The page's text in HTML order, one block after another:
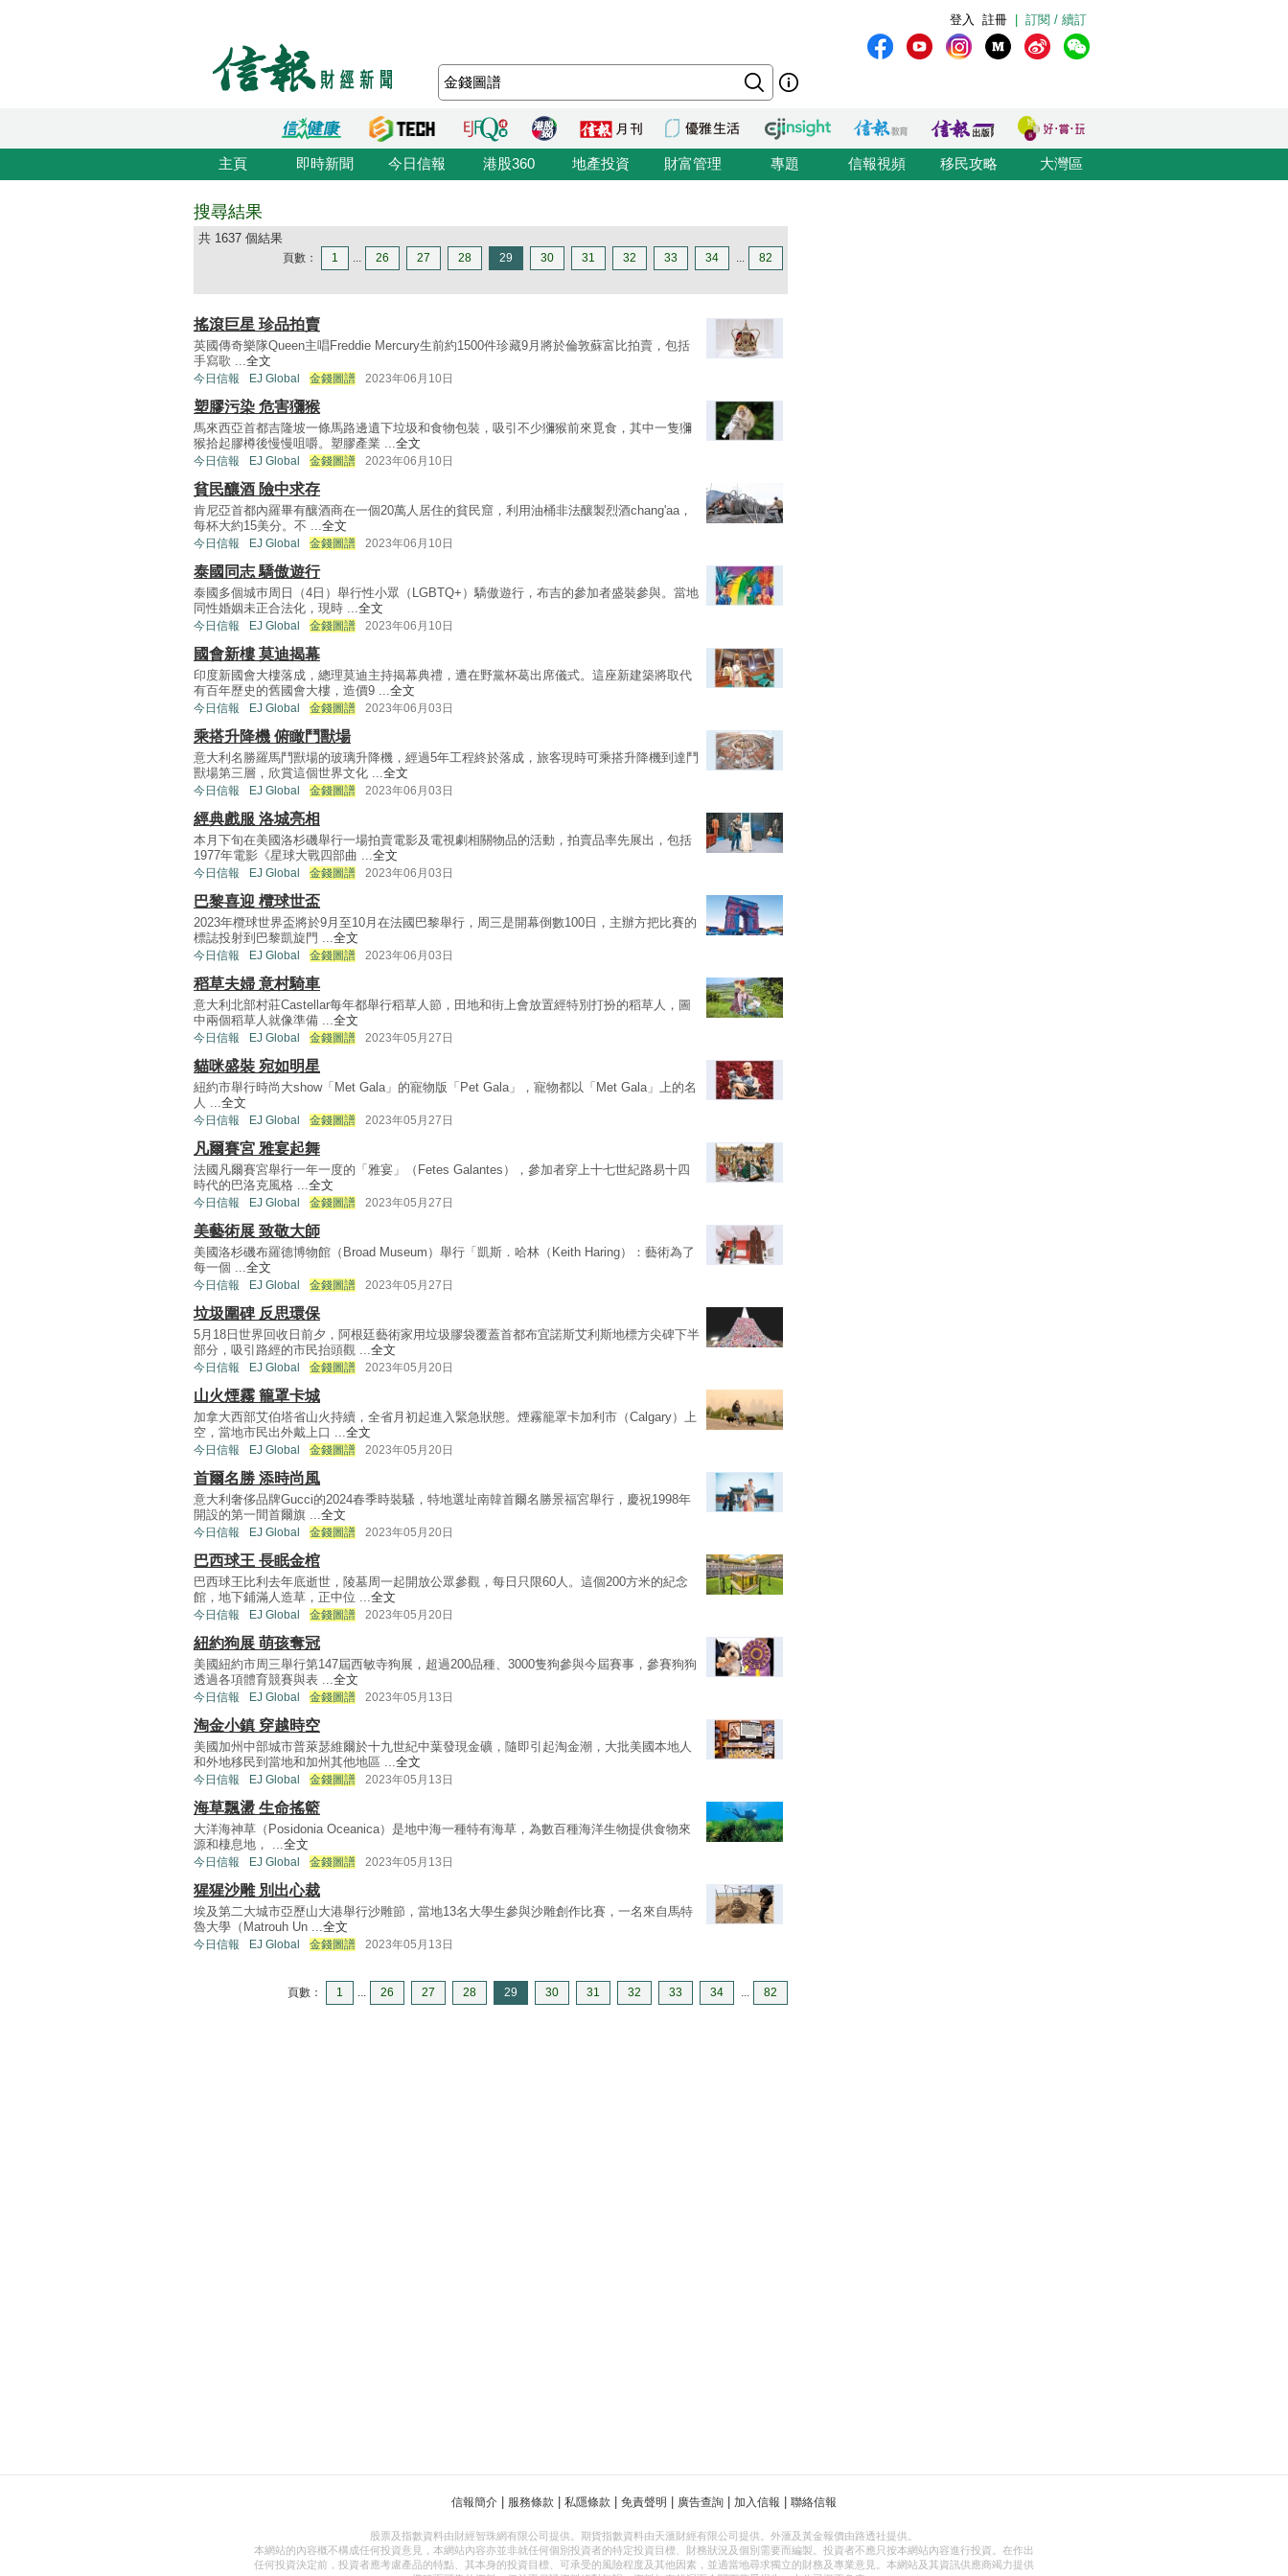
訂閱 / 續訂
註冊
登入
主頁 即時新聞 今日信報 港股360 地產投資 財富管理 專題 信報視頻 移民攻略 大灣區
搜尋結果
共 1637 個結果
頁數： 1 ... 26 27 28 29 30 31 32 33 34 ... 82
搖滾巨星 珍品拍賣
英國傳奇樂隊Queen主唱Freddie Mercury生前約1500件珍藏9月將於倫敦蘇富比拍賣，包括
手寫歌 ...全文
今日信報 EJ Global 金錢圖譜 2023年06月10日
塑膠污染 危害獼猴
馬來西亞首都吉隆坡一條馬路邊遺下垃圾和食物包裝，吸引不少獼猴前來覓食，其中一隻獼
猴拾起膠樽後慢慢咀嚼。塑膠產業 ...全文
今日信報 EJ Global 金錢圖譜 2023年06月10日
貧民釀酒 險中求存
肯尼亞首都內羅畢有釀酒商在一個20萬人居住的貧民窟，利用油桶非法釀製烈酒chang'aa，
每杯大約15美分。不 ...全文
今日信報 EJ Global 金錢圖譜 2023年06月10日
泰國同志 驕傲遊行
泰國多個城巿周日（4日）舉行性小眾（LGBTQ+）驕傲遊行，布吉的參加者盛裝參與。當地
同性婚姻未正合法化，現時 ...全文
今日信報 EJ Global 金錢圖譜 2023年06月10日
國會新樓 莫迪揭幕
印度新國會大樓落成，總理莫迪主持揭幕典禮，遭在野黨杯葛出席儀式。這座新建築將取代
有百年歷史的舊國會大樓，造價9 ...全文
今日信報 EJ Global 金錢圖譜 2023年06月03日
乘搭升降機 俯瞰鬥獸場
意大利名勝羅馬鬥獸場的玻璃升降機，經過5年工程終於落成，旅客現時可乘搭升降機到達鬥
獸場第三層，欣賞這個世界文化 ...全文
今日信報 EJ Global 金錢圖譜 2023年06月03日
經典戲服 洛城亮相
本月下旬在美國洛杉磯舉行一場拍賣電影及電視劇相關物品的活動，拍賣品率先展出，包括
1977年電影《星球大戰四部曲 ...全文
今日信報 EJ Global 金錢圖譜 2023年06月03日
巴黎喜迎 欖球世盃
2023年欖球世界盃將於9月至10月在法國巴黎舉行，周三是開幕倒數100日，主辦方把比賽的
標誌投射到巴黎凱旋門 ...全文
今日信報 EJ Global 金錢圖譜 2023年06月03日
稻草夫婦 意村騎車
意大利北部村莊Castellar每年都舉行稻草人節，田地和街上會放置經特別打扮的稻草人，圖
中兩個稻草人就像準備 ...全文
今日信報 EJ Global 金錢圖譜 2023年05月27日
貓咪盛裝 宛如明星
紐約市舉行時尚大show「Met Gala」的寵物版「Pet Gala」，寵物都以「Met Gala」上的名
人 ...全文
今日信報 EJ Global 金錢圖譜 2023年05月27日
凡爾賽宮 雅宴起舞
法國凡爾賽宮舉行一年一度的「雅宴」（Fetes Galantes），參加者穿上十七世紀路易十四
時代的巴洛克風格 ...全文
今日信報 EJ Global 金錢圖譜 2023年05月27日
美藝術展 致敬大師
美國洛杉磯布羅德博物館（Broad Museum）舉行「凱斯．哈林（Keith Haring）：藝術為了
每一個 ...全文
今日信報 EJ Global 金錢圖譜 2023年05月27日
垃圾圍碑 反思環保
5月18日世界回收日前夕，阿根廷藝術家用垃圾膠袋覆蓋首都布宜諾斯艾利斯地標方尖碑下半
部分，吸引路經的市民抬頭觀 ...全文
今日信報 EJ Global 金錢圖譜 2023年05月20日
山火煙霧 籠罩卡城
加拿大西部艾伯塔省山火持續，全省月初起進入緊急狀態。煙霧籠罩卡加利市（Calgary）上
空，當地市民出外戴上口 ...全文
今日信報 EJ Global 金錢圖譜 2023年05月20日
首爾名勝 添時尚風
意大利奢侈品牌Gucci的2024春季時裝騷，特地選址南韓首爾名勝景福宮舉行，慶祝1998年
開設的第一間首爾旗 ...全文
今日信報 EJ Global 金錢圖譜 2023年05月20日
巴西球王 長眠金棺
巴西球王比利去年底逝世，陵墓周一起開放公眾參觀，每日只限60人。這個200方米的紀念
館，地下鋪滿人造草，正中位 ...全文
今日信報 EJ Global 金錢圖譜 2023年05月20日
紐約狗展 萌孩奪冠
美國紐約市周三舉行第147屆西敏寺狗展，超過200品種、3000隻狗參與今屆賽事，參賽狗狗
透過各項體育競賽與表 ...全文
今日信報 EJ Global 金錢圖譜 2023年05月13日
淘金小鎮 穿越時空
美國加州中部城市普萊瑟維爾於十九世紀中葉發現金礦，隨即引起淘金潮，大批美國本地人
和外地移民到當地和加州其他地區 ...全文
今日信報 EJ Global 金錢圖譜 2023年05月13日
海草飄盪 生命搖籃
大洋海神草（Posidonia Oceanica）是地中海一種特有海草，為數百種海洋生物提供食物來
源和棲息地， ...全文
今日信報 EJ Global 金錢圖譜 2023年05月13日
猩猩沙雕 別出心裁
埃及第二大城市亞歷山大港舉行沙雕節，當地13名大學生參與沙雕創作比賽，一名來自馬特
魯大學（Matrouh Un ...全文
今日信報 EJ Global 金錢圖譜 2023年05月13日
頁數： 1 ... 26 27 28 29 30 31 32 33 34 ... 82
信報簡介 服務條款 私隱條款 免責聲明 廣告查詢 加入信報 聯絡信報
股票及指數資料由財經智珠網有限公司提供。期貨指數資料由天滙財經有限公司提供。外滙及黃金報價由路透社提供。
本網站的內容概不構成任何投資意見，本網站內容亦並非就任何個別投資者的特定投資目標、財務狀況及個別需要而編製。投資者不應只按本網站內容進行投資。在作出
任何投資決定前，投資者應考慮產品的特點、其本身的投資目標、可承受的風險程度及其他因素，並適當地尋求獨立的財務及專業意見。本網站及其資訊供應商竭力提供